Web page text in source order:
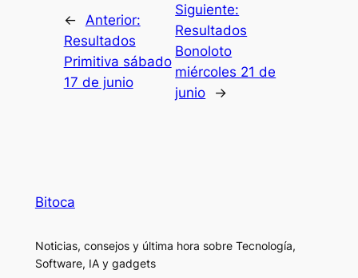
←
Anterior:
Resultados
Primitiva sábado
17 de junio
Siguiente:
Resultados
Bonoloto
miércoles 21 de
junio
→
Bitoca
Noticias, consejos y última hora sobre Tecnología,
Software, IA y gadgets